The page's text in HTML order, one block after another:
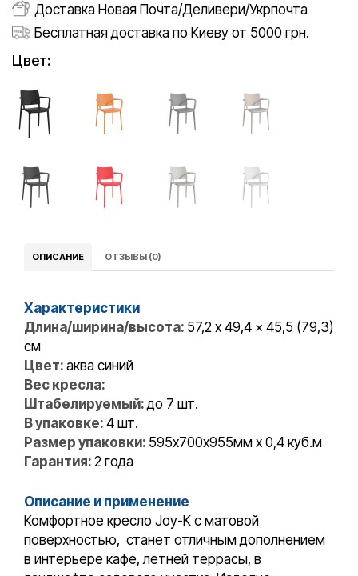
Доставка Новая Почта/Деливери/Укрпочта
Бесплатная доставка по Киеву от 5000 грн.
Цвет:
ОПИСАНИЕ ОТЗЫВЫ (0)
Характеристики
Длина/ширина/высота: 57,2 x 49,4 x 45,5 (79,3)
см
Цвет: аква синий
Вес кресла:
Штабелируемый:до 7 шт.
В упаковке: 4 шт.
Размер упаковки: 595х700х955мм x 0,4 куб.м
Гарантия: 2 года
Описание и применение
Комфортное кресло Joy-K с матовой
поверхностью, станет отличным дополнением
в интерьере кафе, летней террасы, в